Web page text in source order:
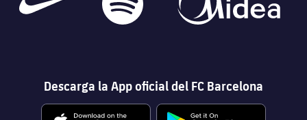
Descarga la App oficial del FC Barcelona